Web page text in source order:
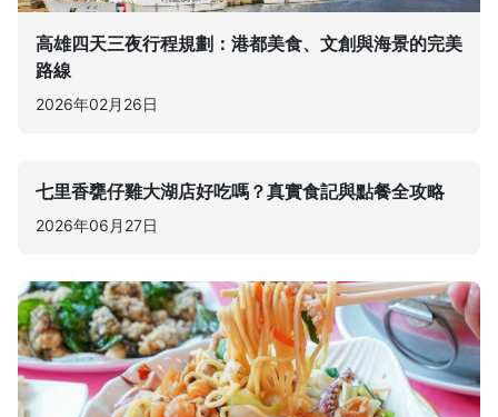
高雄四天三夜行程規劃：港都美食、文創與海景的完美
路線
2026年02月26日
七里香甕仔雞大湖店好吃嗎？真實食記與點餐全攻略
2026年06月27日